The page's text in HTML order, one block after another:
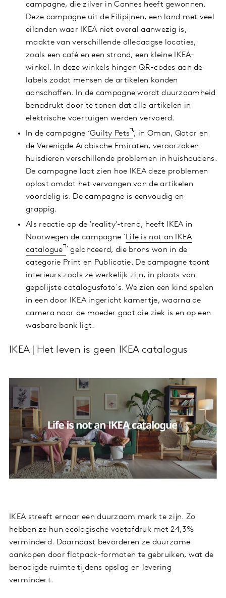
campagne, die zilver in Cannes heeft gewonnen.
Deze campagne uit de Filipijnen, een land met veel
eilanden waar IKEA niet overal aanwezig is,
maakte van verschillende alledaagse locaties,
zoals een café en een strand, een kleine IKEA-
winkel. In deze winkels hingen QR-codes aan de
labels zodat mensen de artikelen konden
aanschaffen. In de campagne wordt duurzaamheid
benadrukt door te tonen dat alle artikelen in
elektrische voertuigen werden vervoerd.
In de campagne ‘Guilty Pets ’, in Oman, Qatar en
de Verenigde Arabische Emiraten, veroorzaken
huisdieren verschillende problemen in huishoudens.
De campagne laat zien hoe IKEA deze problemen
oplost omdat het vervangen van de artikelen
voordelig is. De campagne is eenvoudig en
grappig.
Als reactie op de ‘reality'-trend, heeft IKEA in
Noorwegen de campagne ´Life is not an IKEA
catalogue ´ gelanceerd, die brons won in de
categorie Print en Publicatie. De campagne toont
interieurs zoals ze werkelijk zijn, in plaats van
gepolijste catalogusfoto´s. We zien een kind spelen
in een door IKEA ingericht kamertje, waarna de
camera naar de moeder gaat die ziek is en op een
wasbare bank ligt.
IKEA | Het leven is geen IKEA catalogus
IKEA streeft ernaar een duurzaam merk te zijn. Zo
hebben ze hun ecologische voetafdruk met 24,3%
verminderd. Daarnaast bevorderen ze duurzame
aankopen door flatpack-formaten te gebruiken, wat de
benodigde ruimte tijdens opslag en levering
vermindert.